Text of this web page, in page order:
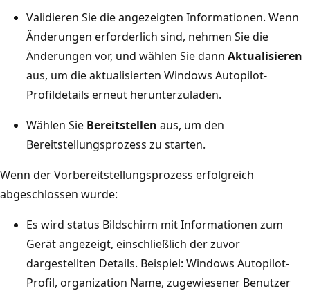
Validieren Sie die angezeigten Informationen. Wenn
Änderungen erforderlich sind, nehmen Sie die
Änderungen vor, und wählen Sie dann Aktualisieren
aus, um die aktualisierten Windows Autopilot-
Profildetails erneut herunterzuladen.
Wählen Sie Bereitstellen aus, um den
Bereitstellungsprozess zu starten.
Wenn der Vorbereitstellungsprozess erfolgreich
abgeschlossen wurde:
Es wird status Bildschirm mit Informationen zum
Gerät angezeigt, einschließlich der zuvor
dargestellten Details. Beispiel: Windows Autopilot-
Profil, organization Name, zugewiesener Benutzer